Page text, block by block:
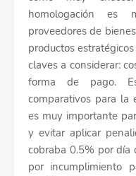
homologación es
proveedores de
productos
claves a considerar:
forma de pago.
comparativos para la
es muy importante
y evitar aplicar
cobraba 0.5% por día
por incumplimiento